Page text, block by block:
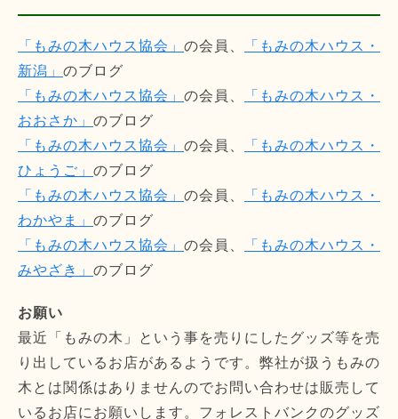
「もみの木ハウス協会」 の会員、
「もみの木ハウス・
新潟」 のブログ
「もみの木ハウス協会」 の会員、
「もみの木ハウス・
おおさか」 のブログ
「もみの木ハウス協会」 の会員、
「もみの木ハウス・
ひょうご」 のブログ
「もみの木ハウス協会」 の会員、
「もみの木ハウス・
わかやま」 のブログ
「もみの木ハウス協会」 の会員、
「もみの木ハウス・
みやざき」 のブログ
お願い
最近「もみの木」という事を売りにしたグッズ等を売
り出しているお店があるようです。弊社が扱うもみの
木とは関係はありませんのでお問い合わせは販売して
いるお店にお願いします。フォレストバンクのグッズ